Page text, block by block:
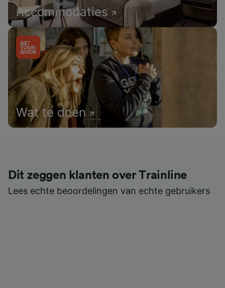
Accommodaties
Wat te doen
Dit zeggen klanten over Trainline
Lees echte beoordelingen van echte gebruikers